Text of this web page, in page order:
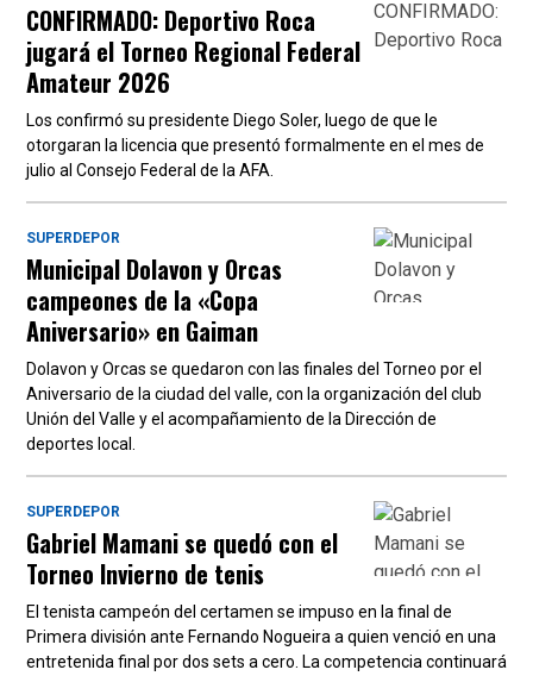
CONFIRMADO: Deportivo Roca
jugará el Torneo Regional Federal
Amateur 2026
Los confirmó su presidente Diego Soler, luego de que le
otorgaran la licencia que presentó formalmente en el mes de
julio al Consejo Federal de la AFA.
SUPERDEPOR
Municipal Dolavon y Orcas
campeones de la «Copa
Aniversario» en Gaiman
Dolavon y Orcas se quedaron con las finales del Torneo por el
Aniversario de la ciudad del valle, con la organización del club
Unión del Valle y el acompañamiento de la Dirección de
deportes local.
SUPERDEPOR
Gabriel Mamani se quedó con el
Torneo Invierno de tenis
El tenista campeón del certamen se impuso en la final de
Primera división ante Fernando Nogueira a quien venció en una
entretenida final por dos sets a cero. La competencia continuará